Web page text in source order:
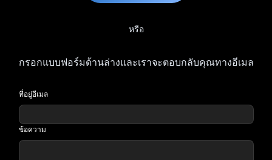
หรือ
กรอกแบบฟอร์มด้านล่างและเราจะตอบกลับคุณทางอีเมล
ที่อยู่อีเมล
ข้อความ